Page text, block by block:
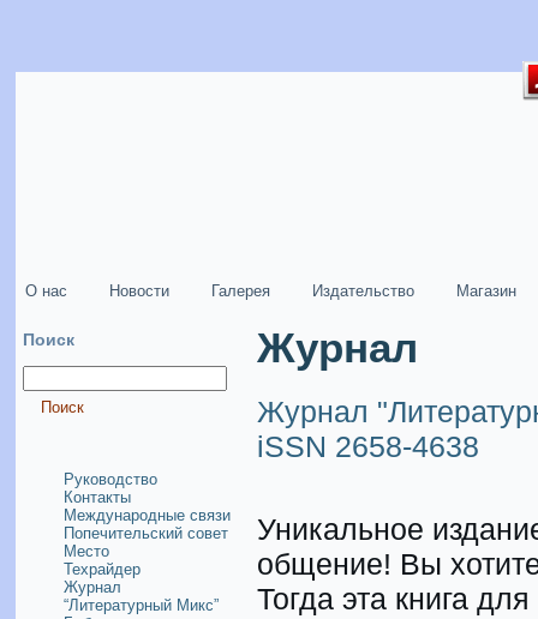
О нас Новости Галерея Издательство Магазин
Поиск
Руководство
Контакты
Международные связи
Попечительский совет
Место
Техрайдер
Журнал
“Литературный Микс”
Журнал
Журнал
iSSN 2658-4638
Уникальное
общение! Вы
Тогда эта книга